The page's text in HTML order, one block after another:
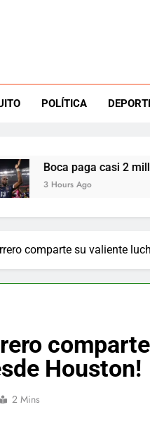
POLÍTICA
Boca paga casi 2 millones
3 Hours Ago
comparte su valiente
Houston!
2 Mins